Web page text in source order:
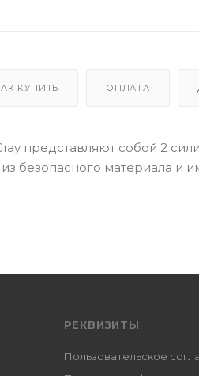
КУПИТЬ ОПЛАТА
представляют собой 2
безопасного материала и
РЕКВИЗИТЫ
Пользовательское